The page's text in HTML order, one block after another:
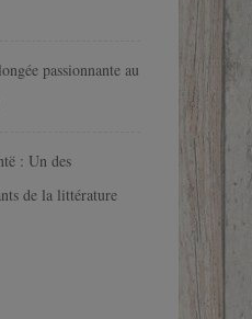
passionnante au
: Un des
de la littérature